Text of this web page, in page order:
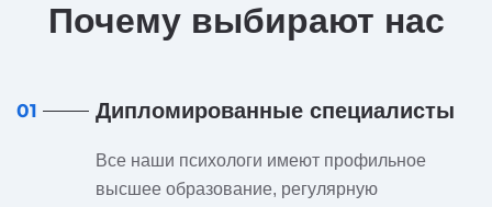
Почему выбирают нас
01 Дипломированные специалисты
Все наши психологи имеют профильное
высшее образование, регулярную